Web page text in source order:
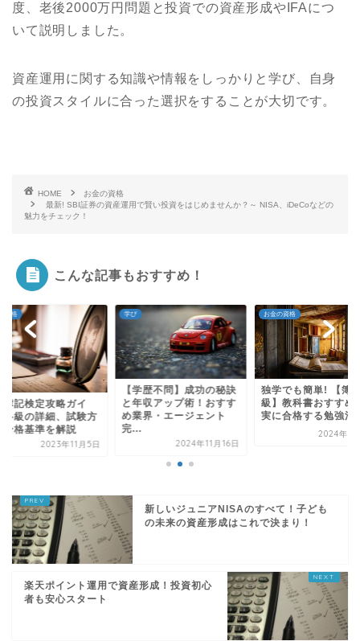
度、老後2000万円問題と投資での資産形成やIFAにつ
いて説明しました。
資産運用に関する知識や情報をしっかりと学び、自身
の投資スタイルに合った選択をすることが大切です。
HOME
お金の資格
最新! SBI証券の資産運用で賢い投資をはじめませんか？～ NISA、iDeCoなどの
魅力をチェック！
こんな記事もおすすめ！
歴不問】成功の秘訣
収アップ術！おすす
界・エージェント
2024年11月16日
お金の資格
独学でも簡単! 【簿記3
級】教科書おすすめと確
実に合格する勉強法
お金の資格
日商簿記検定攻略ガ
ド！各級の詳細、試
法、合格基準を解説
新しいジュニアNISAのすべて！子ども
の未来の資産形成はこれで決まり！
楽天ポイント運用で資産形成！投資初心
者も安心スタート